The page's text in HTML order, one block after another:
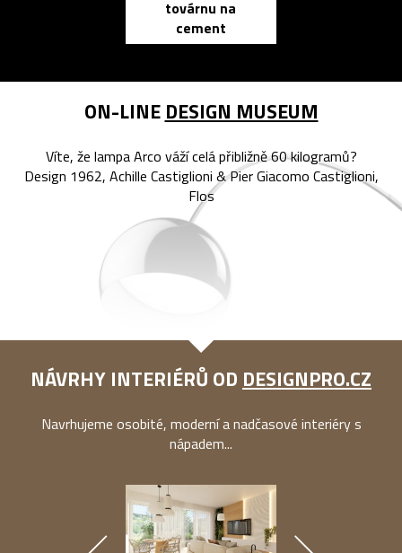
továrnu na
cement
ON-LINE DESIGN MUSEUM
Víte, že lampa Arco váží celá přibližně 60 kilogramů?
Design 1962, Achille Castiglioni & Pier Giacomo Castiglioni,
Flos
NÁVRHY INTERIÉRŮ OD DESIGNPRO.CZ
Navrhujeme osobité, moderní a nadčasové interiéry s
nápadem...